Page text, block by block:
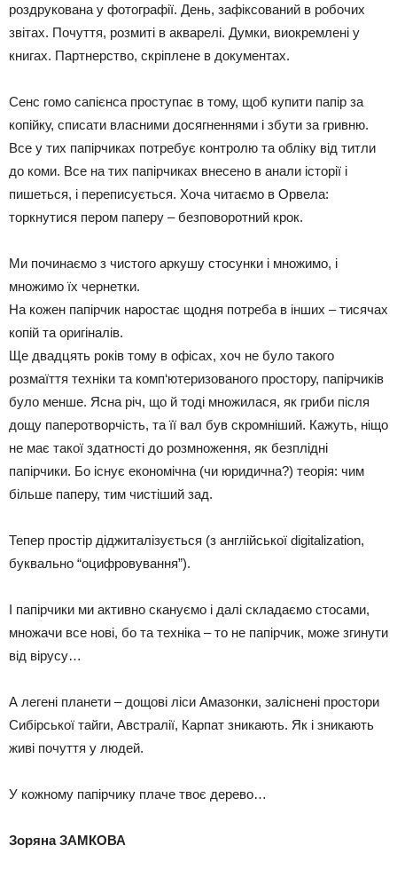
роздрукована у фотографії. День, зафіксований в робочих
звітах. Почуття, розмиті в акварелі. Думки, виокремлені у
книгах. Партнерство, скріплене в документах.
Сенс гомо сапієнса проступає в тому, щоб купити папір за
копійку, списати власними досягненнями і збути за гривню.
Все у тих папірчиках потребує контролю та обліку від титли
до коми. Все на тих папірчиках внесено в анали історії і
пишеться, і переписується. Хоча читаємо в Орвела:
торкнутися пером паперу – безповоротний крок.
Ми починаємо з чистого аркушу стосунки і множимо, і
множимо їх чернетки.
На кожен папірчик наростає щодня потреба в інших – тисячах
копій та оригіналів.
Ще двадцять років тому в офісах, хоч не було такого
розмаїття техніки та комп‘ютеризованого простору, папірчиків
було менше. Ясна річ, що й тоді множилася, як гриби після
дощу паперотворчість, та її вал був скромніший. Кажуть, ніщо
не має такої здатності до розмноження, як безплідні
папірчики. Бо існує економічна (чи юридична?) теорія: чим
більше паперу, тим чистіший зад.
Тепер простір діджиталізується (з англійської digitalization,
буквально “оцифровування”).
І папірчики ми активно скануємо і далі складаємо стосами,
множачи все нові, бо та техніка – то не папірчик, може згинути
від вірусу…
А легені планети – дощові ліси Амазонки, заліснені простори
Сибірської тайги, Австралії, Карпат зникають. Як і зникають
живі почуття у людей.
У кожному папірчику плаче твоє дерево…
Зоряна ЗАМКОВА